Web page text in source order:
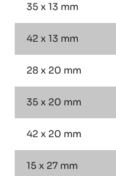
35 x 13 mm
42 x 13 mm
28 x 20 mm
35 x 20 mm
42 x 20 mm
15 x 27 mm